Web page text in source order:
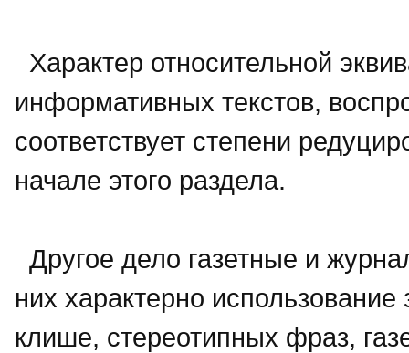
Характер относительной
информативных текстов,
соответствует степени
начале этого раздела.
Другое дело газетные и
них характерно
клише, стереотипных фраз,